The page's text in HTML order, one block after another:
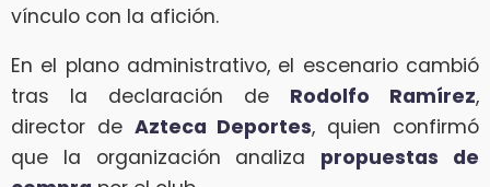
vínculo con la afición.
En el plano administrativo, el escenario cambió
tras la declaración de Rodolfo Ramírez,
director de Azteca Deportes, quien confirmó
que la organización analiza propuestas de